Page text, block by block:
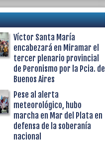
Víctor Santa María
encabezará en Miramar el
tercer plenario provincial
de Peronismo por la Pcia. de
Buenos Aires
Pese al alerta
meteorológico, hubo
marcha en Mar del Plata en
defensa de la soberanía
nacional